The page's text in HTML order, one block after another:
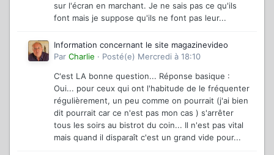
sur l'écran en marchant. Je ne sais pas ce qu'ils
font mais je suppose qu'ils ne font pas leur...
Information concernant le site magazinevideo
Par Charlie · Posté(e) Mercredi à 18:10
C'est LA bonne question... Réponse basique :
Oui... pour ceux qui ont l'habitude de le fréquenter
régulièrement, un peu comme on pourrait (j'ai bien
dit pourrait car ce n'est pas mon cas ) s'arrêter
tous les soirs au bistrot du coin... Il n'est pas vital
mais quand il disparaît c'est un grand vide pour...